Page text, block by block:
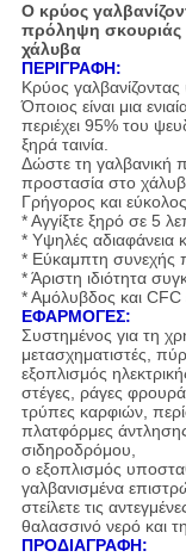
Ο κρύος
πρόληψη σκουριάς
χάλυβα
ΠΕΡΙΓΡΑΦΗ:
Κρύος
Όποιος είναι μια
περιέχει 95% του
ξηρά ταινία.
Δώστε τη γαλβανική
προστασία στο
Γρήγορος και
* Αγγίξτε ξηρό σε 5
* Υψηλές αδιαφάνεια
* Εύκαμπτη συνεχής
* Άριστη ιδιότητα
* Αμόλυβδος και CFC
ΕΦΑΡΜΟΓΕΣ:
Συστημένος για τη
μετασχηματιστές,
εξοπλισμός
στέγες, ράγες
τρύπες καρφιών,
πλατφόρμες
σιδηροδρόμου,
ο εξοπλισμός
γαλβανισμένα
στείλετε τις
θαλασσινό νερό και
ΠΡΟΔΙΑΓΡΑΦΗ: